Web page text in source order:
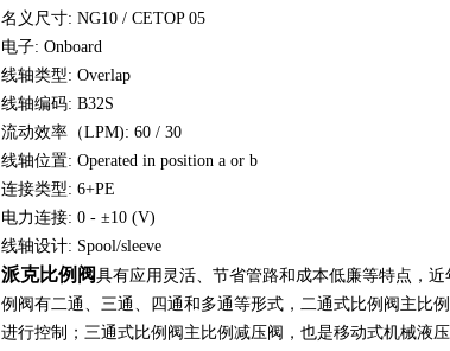
名义尺寸: NG10 / CETOP 05
电子: Onboard
线轴类型: Overlap
线轴编码: B32S
流动效率（LPM): 60 / 30
线轴位置: Operated in position a or b
连接类型: 6+PE
电力连接: 0 - ±10 (V)
线轴设计: Spool/sleeve
派克比例阀具有应用灵活、节省管路和成本低廉等特点，
例阀有二通、三通、四通和多通等形式，二通式比例阀主比
进行控制；三通式比例阀主比例减压阀，也是移动式机械液